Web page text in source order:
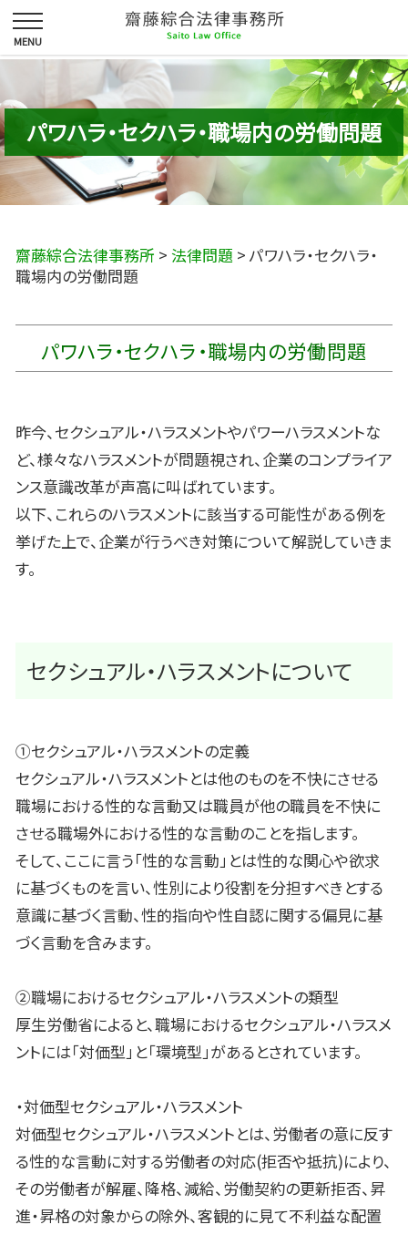
パワハラ・セクハラ・職場内の労働問題
齋藤綜合法律事務所 > 法律問題 > パワハラ・セクハラ・
職場内の労働問題
パワハラ・セクハラ・職場内の労働問題
昨今、セクシュアル・ハラスメントやパワーハラスメントな
ど、様々なハラスメントが問題視され、企業のコンプライア
ンス意識改革が声高に叫ばれています。
以下、これらのハラスメントに該当する可能性がある例を
挙げた上で、企業が行うべき対策について解説していきま
す。
セクシュアル・ハラスメントについて
①セクシュアル・ハラスメントの定義
セクシュアル・ハラスメントとは他のものを不快にさせる
職場における性的な言動又は職員が他の職員を不快に
させる職場外における性的な言動のことを指します。
そして、ここに言う「性的な言動」とは性的な関心や欲求
に基づくものを言い、性別により役割を分担すべきとする
意識に基づく言動、性的指向や性自認に関する偏見に基
づく言動を含みます。
②職場におけるセクシュアル・ハラスメントの類型
厚生労働省によると、職場におけるセクシュアル・ハラスメ
ントには「対価型」と「環境型」があるとされています。
・対価型セクシュアル・ハラスメント
対価型セクシュアル・ハラスメントとは、労働者の意に反す
る性的な言動に対する労働者の対応(拒否や抵抗)により、
その労働者が解雇、降格、減給、労働契約の更新拒否、昇
進・昇格の対象からの除外、客観的に見て不利益な配置